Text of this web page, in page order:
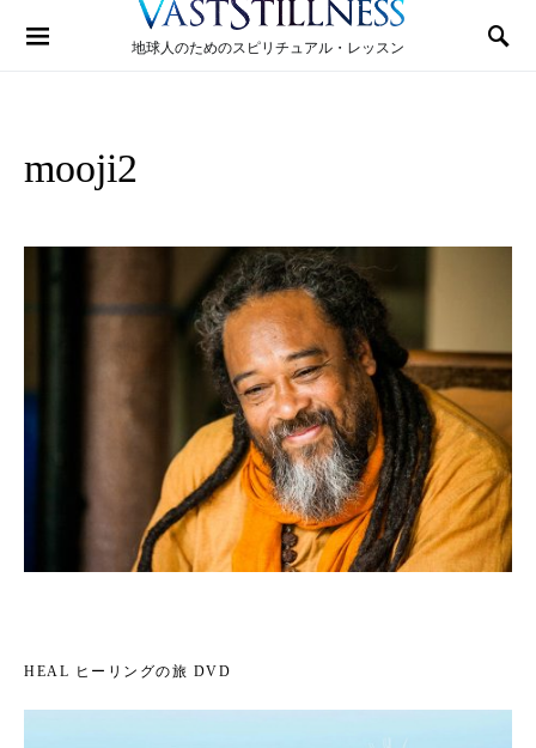
地球人のためのスピリチュアル・レッスン
Search for:
mooji2
HEAL ヒーリングの旅 DVD